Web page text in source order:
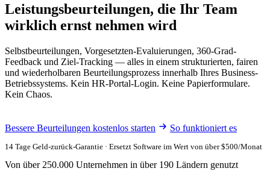
Leistungsbeurteilungen, die Ihr Team
wirklich ernst nehmen wird
Selbstbeurteilungen, Vorgesetzten-Evaluierungen, 360-Grad-
Feedback und Ziel-Tracking — alles in einem strukturierten, fairen
und wiederholbaren Beurteilungsprozess innerhalb Ihres Business-
Betriebssystems. Kein HR-Portal-Login. Keine Papierformulare.
Kein Chaos.
Bessere Beurteilungen kostenlos starten So funktioniert es
14 Tage Geld-zurück-Garantie · Ersetzt Software im Wert von über $500/Monat
Von über 250.000 Unternehmen in über 190 Ländern genutzt